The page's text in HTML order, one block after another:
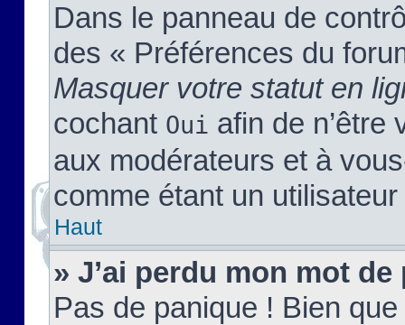
Dans le panneau de
des « Préférences du
Masquer votre statut en
cochant Oui afin de n’être
aux modérateurs et à
comme étant un
Haut
» J’ai perdu mon mot de
Pas de panique ! Bien